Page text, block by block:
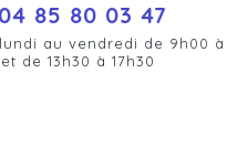
04 85 80 03 47
au vendredi de 9h00 à
de 13h30 à 17h30